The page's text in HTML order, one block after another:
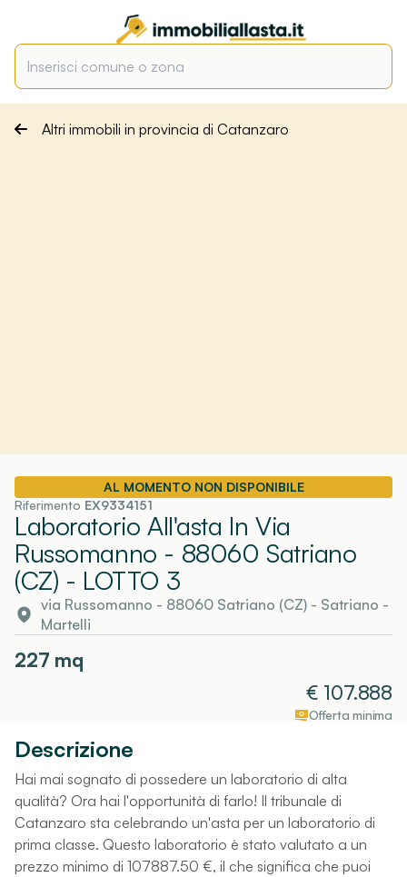
Altri immobili in provincia di Catanzaro
AL MOMENTO NON DISPONIBILE
Riferimento EX9334151
Laboratorio All'asta In Via
Russomanno - 88060 Satriano
(CZ) - LOTTO 3
via Russomanno - 88060 Satriano (CZ) - Satriano -
Martelli
227 mq
€ 107.888
Offerta minima
Descrizione
Hai mai sognato di possedere un laboratorio di alta
qualità? Ora hai l'opportunità di farlo! Il tribunale di
Catanzaro sta celebrando un'asta per un laboratorio di
prima classe. Questo laboratorio è stato valutato a un
prezzo minimo di 107887.50 €, il che significa che puoi